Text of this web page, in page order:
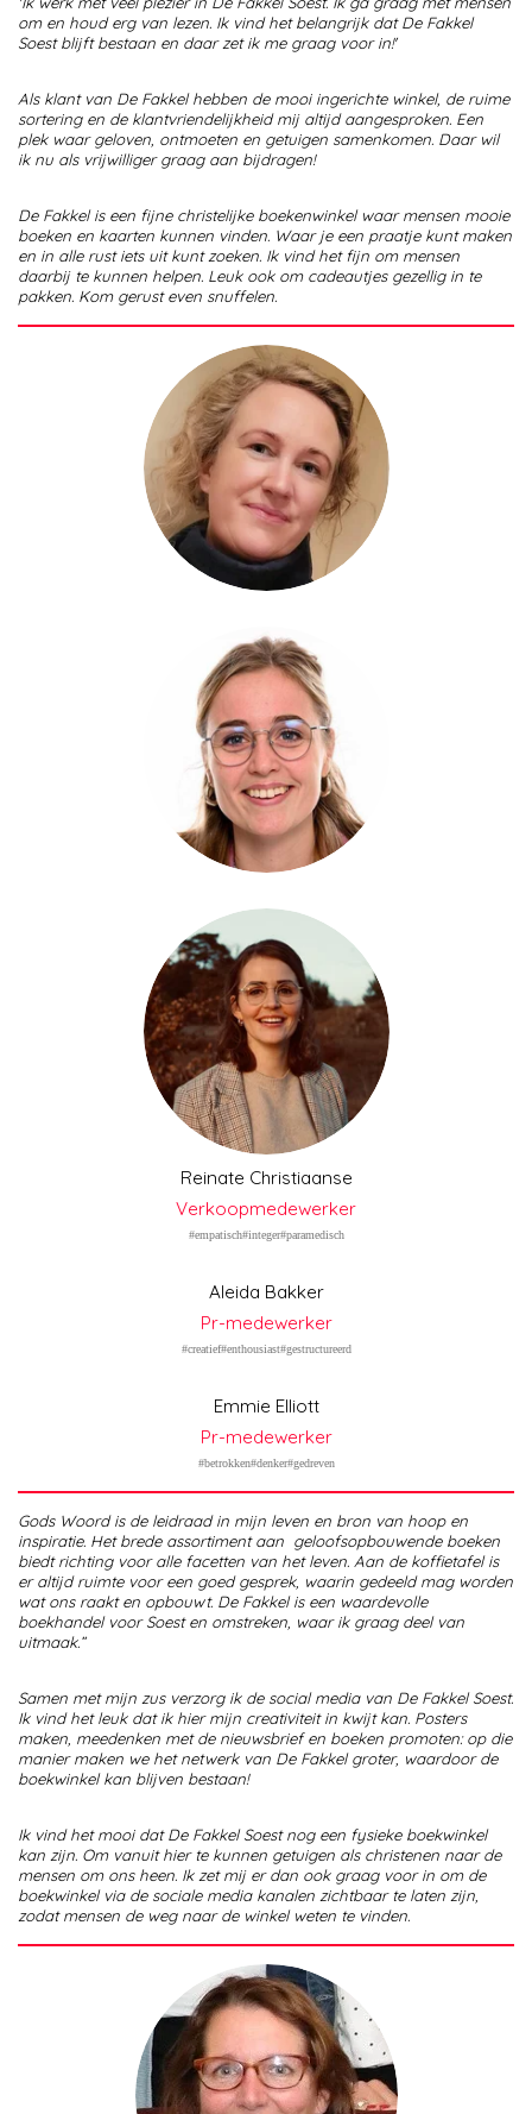
om en houd erg van lezen. Ik vind het belangrijk dat De Fakkel
Soest blijft bestaan en daar zet ik me graag voor in!'
Als klant van De Fakkel hebben de mooi ingerichte winkel, de ruime
sortering en de klantvriendelijkheid mij altijd aangesproken. Een
plek waar geloven, ontmoeten en getuigen samenkomen. Daar wil
ik nu als vrijwilliger graag aan bijdragen!
De Fakkel is een fijne christelijke boekenwinkel waar mensen mooie
boeken en kaarten kunnen vinden. Waar je een praatje kunt maken
en in alle rust iets uit kunt zoeken. Ik vind het fijn om mensen
daarbij te kunnen helpen. Leuk ook om cadeautjes gezellig in te
pakken. Kom gerust even snuffelen.
Reinate Christiaanse
Verkoopmedewerker
#empatisch#integer#paramedisch
Aleida Bakker
Pr-medewerker
#creatief#enthousiast#gestructureerd
Emmie Elliott
Pr-medewerker
#betrokken#denker#gedreven
Gods Woord is de leidraad in mijn leven en bron van hoop en
inspiratie. Het brede assortiment aan geloofsopbouwende boeken
biedt richting voor alle facetten van het leven. Aan de koffietafel is
er altijd ruimte voor een goed gesprek, waarin gedeeld mag worden
wat ons raakt en opbouwt. De Fakkel is een waardevolle
boekhandel voor Soest en omstreken, waar ik graag deel van
uitmaak.”
Samen met mijn zus verzorg ik de social media van De Fakkel Soest.
Ik vind het leuk dat ik hier mijn creativiteit in kwijt kan. Posters
maken, meedenken met de nieuwsbrief en boeken promoten: op die
manier maken we het netwerk van De Fakkel groter, waardoor de
boekwinkel kan blijven bestaan!
Ik vind het mooi dat De Fakkel Soest nog een fysieke boekwinkel
kan zijn. Om vanuit hier te kunnen getuigen als christenen naar de
mensen om ons heen. Ik zet mij er dan ook graag voor in om de
boekwinkel via de sociale media kanalen zichtbaar te laten zijn,
zodat mensen de weg naar de winkel weten te vinden.